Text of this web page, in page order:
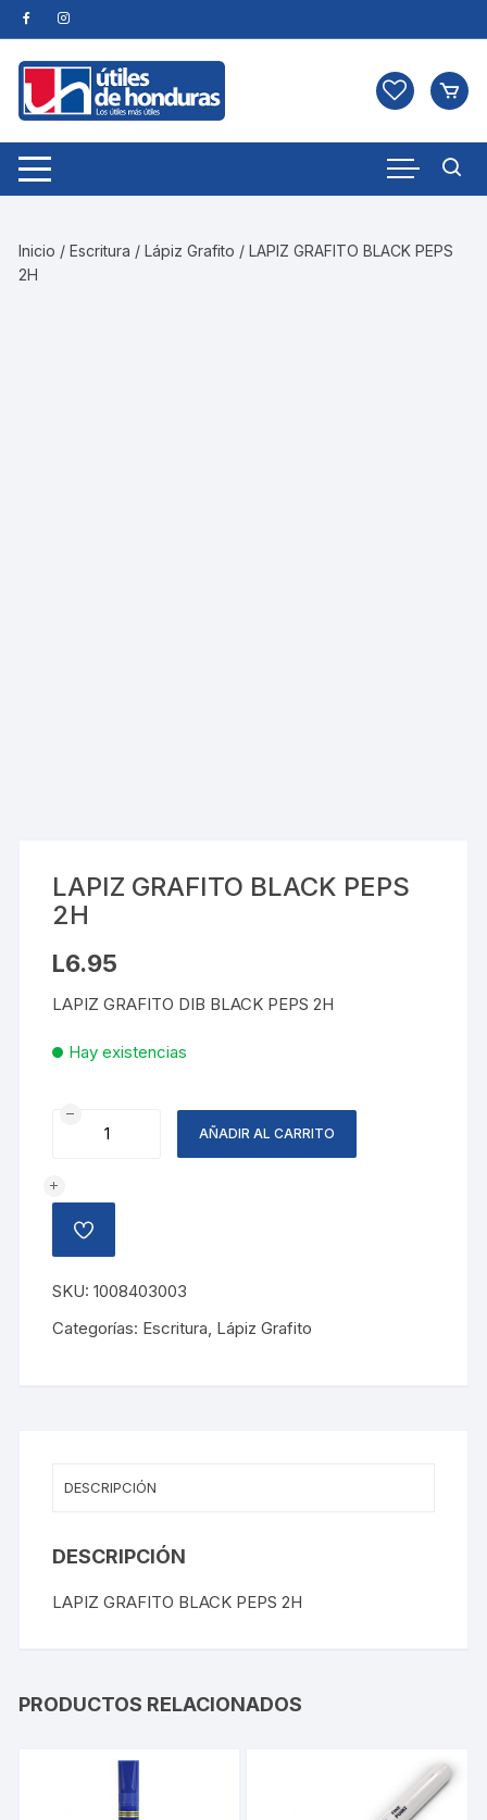
Skip
to
content
Inicio /Escritura /Lápiz Grafito / LAPIZ GRAFITO BLACK PEPS
2H
LAPIZ GRAFITO BLACK PEPS
2H
L6.95
LAPIZ GRAFITO DIB BLACK PEPS 2H
Hay existencias
LAPIZ
GRAFITO
PEPS
cantidad
AÑADIR AL CARRITO
AÑADIR
A
LISTA
DE
DESEOS
SKU:1008403003
Categorías: Escritura Lápiz Grafito
DESCRIPCIÓN
DESCRIPCIÓN
LAPIZ GRAFITO BLACK PEPS 2H
PRODUCTOS RELACIONADOS